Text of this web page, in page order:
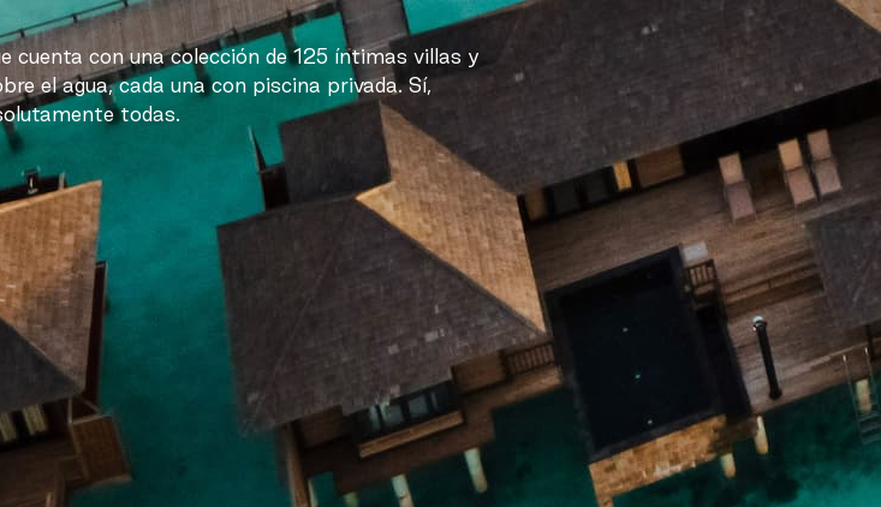
cuenta con una colección de 125 íntimas villas y
el agua, cada una con piscina privada. Sí,
todas.